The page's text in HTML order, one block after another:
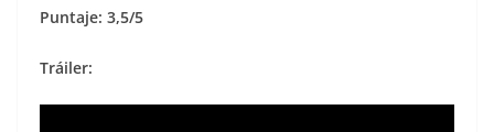
Puntaje: 3,5/5
Tráiler: